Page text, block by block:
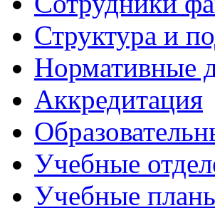
Структура и
Нормативные
Аккредитация
Учебные
Учебные